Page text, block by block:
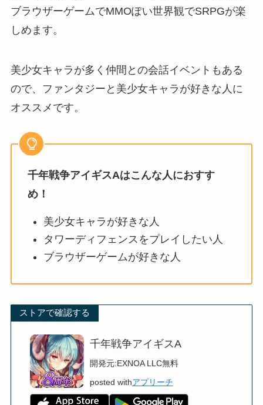
ブラウザーゲームでMMOぽい世界観でSRPGが楽
しめます。
美少女キャラが多く仲間との会話イベントもある
ので、ファンタジーと美少女キャラが好きな人に
オススメです。
千年戦争アイギスAはこんな人におすす
め！
美少女キャラが好きな人
タワーディフェンスをプレイしたい人
ブラウザーゲームが好きな人
ストアで確認する
千年戦争アイギスA
開発元:EXNOA LLC無料
posted withアプリーチ